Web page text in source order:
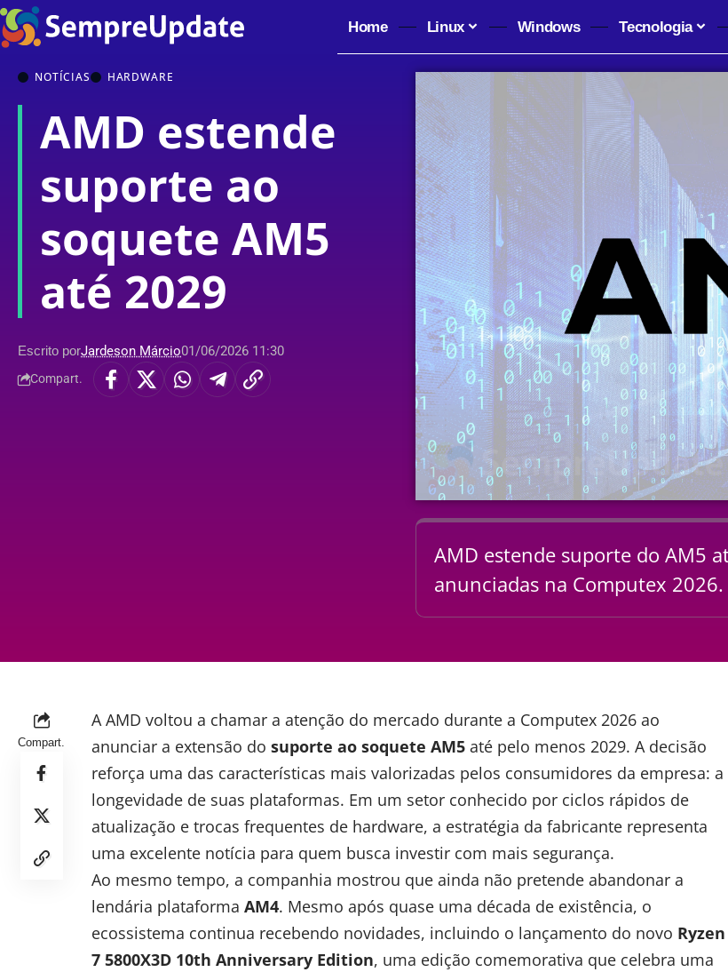
Home Linux Windows Tecnologia
NOTÍCIAS HARDWARE
AMD estende
suporte ao
soquete AM5
até 2029
Escrito porJardeson Márcio01/06/2026 11:30
Compart.
AMD estende suporte do AM5
anunciadas na Computex 2026.
Compart.
AAMD voltou a chamar a atenção do mercado durante a Computex 2026 ao
anunciar a extensão do suporte ao soquete AM5 até pelo menos 2029. A decisão
reforça uma das características mais valorizadas pelos consumidores da empresa: a
longevidade de suas plataformas. Em um setor conhecido por ciclos rápidos de
atualização e trocas frequentes de hardware, a estratégia da fabricante representa
uma excelente notícia para quem busca investir com mais segurança.
Ao mesmo tempo, a companhia mostrou que ainda não pretende abandonar a
lendária plataforma AM4. Mesmo após quase uma década de existência, o
ecossistema continua recebendo novidades, incluindo o lançamento do novo Ryzen
7 5800X3D 10th Anniversary Edition, uma edição comemorativa que celebra uma